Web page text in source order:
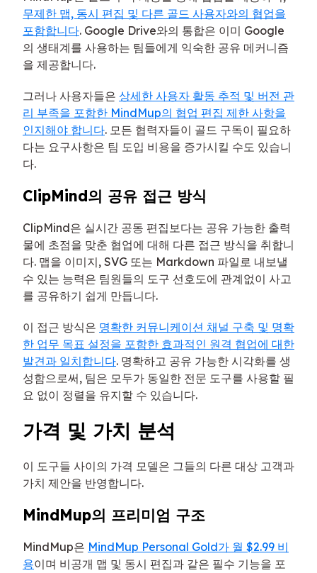
무제한 맵, 동시 편집 및 다른 골드 사용자와의 협업을
포함합니다. Google Drive와의 통합은 이미 Google
의 생태계를 사용하는 팀들에게 익숙한 공유 메커니즘
을 제공합니다.
그러나 사용자들은 상세한 사용자 활동 추적 및 버전 관
리 부족을 포함한 MindMup의 협업 편집 제한 사항을
인지해야 합니다. 모든 협력자들이 골드 구독이 필요하
다는 요구사항은 팀 도입 비용을 증가시킬 수도 있습니
다.
ClipMind의 공유 접근 방식
ClipMind은 실시간 공동 편집보다는 공유 가능한 출력
물에 초점을 맞춘 협업에 대해 다른 접근 방식을 취합니
다. 맵을 이미지, SVG 또는 Markdown 파일로 내보낼
수 있는 능력은 팀원들의 도구 선호도에 관계없이 사고
를 공유하기 쉽게 만듭니다.
이 접근 방식은 명확한 커뮤니케이션 채널 구축 및 명확
한 업무 목표 설정을 포함한 효과적인 원격 협업에 대한
발견과 일치합니다. 명확하고 공유 가능한 시각화를 생
성함으로써, 팀은 모두가 동일한 전문 도구를 사용할 필
요 없이 정렬을 유지할 수 있습니다.
가격 및 가치 분석
이 도구들 사이의 가격 모델은 그들의 다른 대상 고객과
가치 제안을 반영합니다.
MindMup의 프리미엄 구조
MindMup은 MindMup Personal Gold가 월 $2.99 비
용이며 비공개 맵 및 동시 편집과 같은 필수 기능을 포